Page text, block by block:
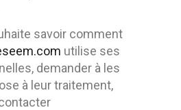
savoir comment
utilise ses
demander à les
à leur traitement,